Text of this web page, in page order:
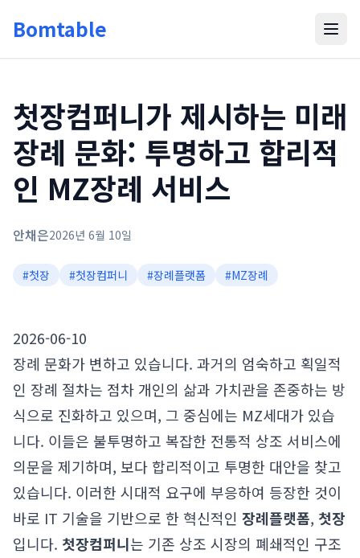
Bomtable
첫장컴퍼니가 제시하는 미래
장례 문화: 투명하고 합리적
인 MZ장례 서비스
안채은2026년 6월 10일
#첫장 #첫장컴퍼니 #장례플랫폼 #MZ장례
2026-06-10
장례 문화가 변하고 있습니다. 과거의 엄숙하고 획일적
인 장례 절차는 점차 개인의 삶과 가치관을 존중하는 방
식으로 진화하고 있으며, 그 중심에는 MZ세대가 있습
니다. 이들은 불투명하고 복잡한 전통적 상조 서비스에
의문을 제기하며, 보다 합리적이고 투명한 대안을 찾고
있습니다. 이러한 시대적 요구에 부응하여 등장한 것이
바로 IT 기술을 기반으로 한 혁신적인 장례플랫폼, 첫장
입니다. 첫장컴퍼니는 기존 상조 시장의 폐쇄적인 구조